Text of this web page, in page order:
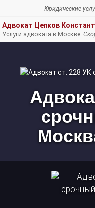
Юридические
Адвокат Цепков
Услуги адвоката в Москве.